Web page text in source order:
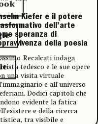
Kiefer e il potere
dell’arte
speranza di
della poesia
Recalcati indaga
tedesco e le sue opere
una visita virtuale
e all’universo
Dodici capitoli che
evidente la fatica
e della ricerca
tra visibile e